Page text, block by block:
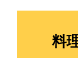
料